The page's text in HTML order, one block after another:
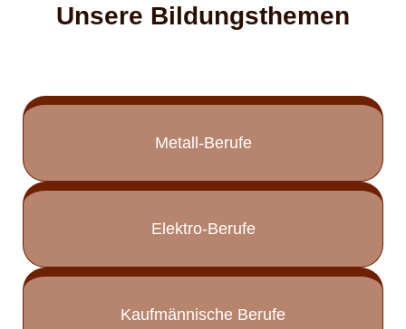
Unsere Bildungsthemen
Metall-Berufe
Elektro-Berufe
Kaufmännische Berufe